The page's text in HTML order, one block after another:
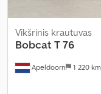
Apeldoorn 1 220 km
Vikšrinis krautuvas
Bobcat T 76